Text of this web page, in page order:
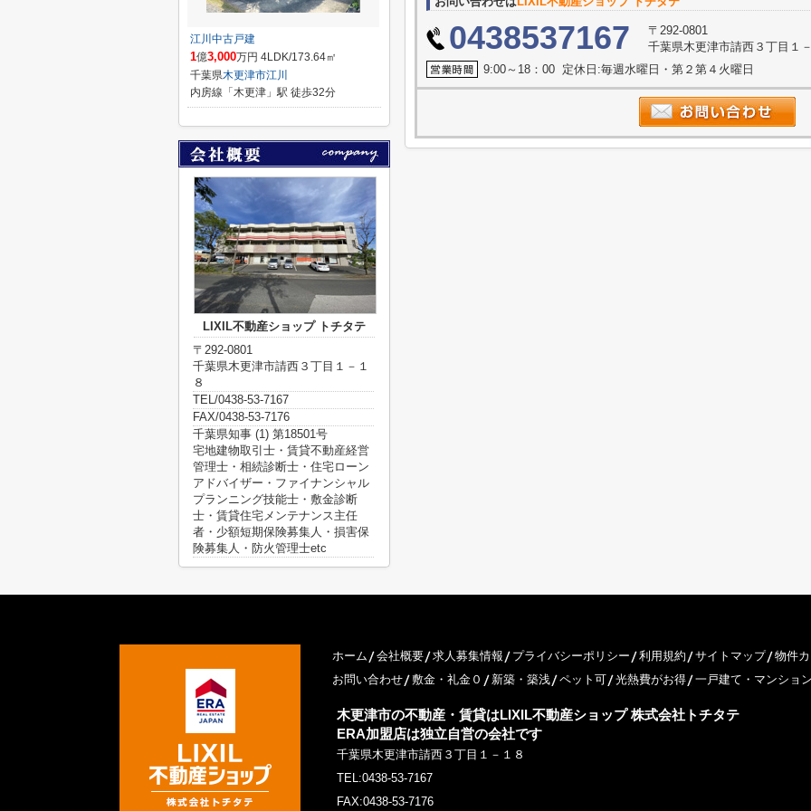
0438537167
〒292-0801
千葉県木更津市請西３丁目１
9:00～18：00 定休日:毎週水曜日・第２第４火曜日
江川中古戸建
1億3,000万円 4LDK/173.64㎡
千葉県木更津市江川
内房線「木更津」駅 徒歩32分
LIXIL不動産ショップ トチタテ
〒292-0801
千葉県木更津市請西３丁目１－１
８
TEL/0438-53-7167
FAX/0438-53-7176
千葉県知事 (1) 第18501号
宅地建物取引士・賃貸不動産経営
管理士・相続診断士・住宅ローン
アドバイザー・ファイナンシャル
プランニング技能士・敷金診断
士・賃貸住宅メンテナンス主任
者・少額短期保険募集人・損害保
険募集人・防火管理士etc
ホーム 会社概要 求人募集情報 プライバシーポリシー 利用規約 サイトマップ
物件
お問い合わせ
敷金・礼金０ 新築・築浅 ペット可 光熱費がお得 一戸建て・マンショ
木更津市の不動産・賃貸はLIXIL不動産ショップ 株式会社トチタテ
ERA加盟店は独立自営の会社です
千葉県木更津市請西３丁目１－１８
TEL:0438-53-7167
FAX:0438-53-7176